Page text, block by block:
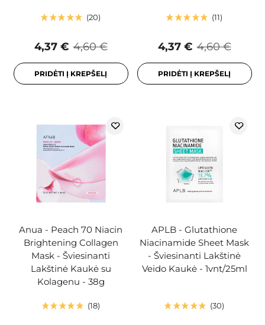
20
4,60 €
4,37 €
PRIDĖTI Į KREPŠELĮ
11
4,60 €
4,37 €
PRIDĖTI Į KREPŠELĮ
Anua - Peach 70 Niacin
Brightening Collagen
Mask - Šviesinanti
Lakštinė Kaukė su
Kolagenu - 38g
18
APLB - Glutathione
Niacinamide Sheet Mask
- Šviesinanti Lakštinė
Veido Kaukė - 1vnt/25ml
30